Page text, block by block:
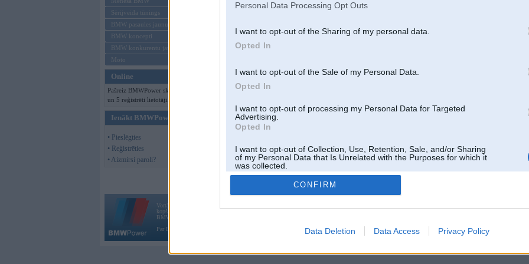
Personal Data Processing Opt Outs
I want to opt-out of the Sharing of my personal data.
Opted In
I want to opt-out of the Sale of my Personal Data.
Opted In
I want to opt-out of processing my Personal Data for Targeted
Advertising.
Opted In
I want to opt-out of Collection, Use, Retention, Sale, and/or Sharing
of my Personal Data that Is Unrelated with the Purposes for which it
was collected.
Opted Out
CONFIRM
Data Deletion Data Access Privacy Policy
Sērijveida tūnings
BMW pasaules jaunumi
BMW koncepti
BMW konkurentu jaunumi
Moto
Online
Pašreiz BMWPower skatās 70 viesi
un 5 reģistrēti lietotāji.
Ienākt BMWPower
• Pieslēgties
• Reģistrēties
• Aizmirsi paroli?
Vortāls BMWPower.lv darbojas
kopš 2002. gada 14. maija. Tas nav auto klubs un nav saistīts ar
BMW AG.
Par BMWPower